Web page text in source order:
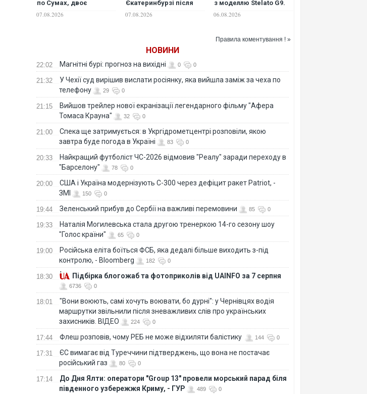
по Сумах, двоє
поранених. Ще
десятеро постраждали
07.08.2026
Єкатеринбурзі після
атаки дронів загорівся
склад Wildberries.
07.08.2026
з моделлю Stelato G9.
ФОТО
06.08.2026
Правила коментування ! »
НОВИНИ
22:02 Магнітні бурі: прогноз на вихідні 0 0
21:32
У Чехії суд вирішив вислати росіянку, яка вийшла заміж за чеха по
телефону
29 0
21:15
Вийшов трейлер нової екранізації легендарного фільму "Афера
Томаса Крауна"
32 0
21:00
Спека ще затримується: в Укргідрометцентрі розповіли, якою
завтра буде погода в Україні
83 0
20:33
Найкращий футболіст ЧС-2026 відмовив "Реалу" заради переходу в
"Барселону"
78 0
20:00
США і Україна модернізують С-300 через дефіцит ракет Patriot, -
ЗМІ
150 0
19:44 Зеленський прибув до Сербії на важливі перемовини 85 0
19:33
Наталія Могилевська стала другою тренеркою 14-го сезону шоу
"Голос країни"
65 0
19:00
Російська еліта боїться ФСБ, яка дедалі більше виходить з-під
контролю, - Bloomberg
182 0
18:30 Підбірка блогожаб та фотоприколів від UAINFO за 7 серпня
6736 0
18:01
"Вони воюють, самі хочуть воювати, бо дурні": у Чернівцях водія
маршрутки звільнили після зневажливих слів про українських
захисників. ВІДЕО
224 0
17:44 Флеш розповів, чому РЕБ не може відхиляти балістику 144 0
17:31
ЄС вимагає від Туреччини підтверджень, що вона не постачає
російський газ
80 0
17:14
До Дня Ялти: оператори "Group 13" провели морський парад біля
південного узбережжя Криму, - ГУР
489 0